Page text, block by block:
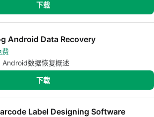
下载
Android Data Recovery
费
Android数据恢复概述
下载
Label Designing Software